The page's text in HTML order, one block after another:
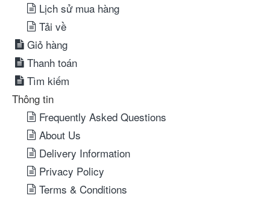
Lịch sử mua hàng
Tải về
Giỏ hàng
Thanh toán
Tìm kiếm
Thông tin
Frequently Asked Questions
About Us
Delivery Information
Privacy Policy
Terms & Conditions